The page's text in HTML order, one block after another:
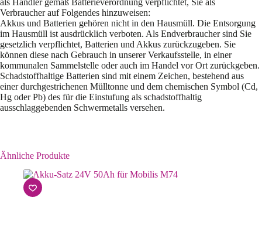
Verbraucher auf Folgendes hinzuweisen:
Akkus und Batterien gehören nicht in den Hausmüll. Die Entsorgung
im Hausmüll ist ausdrücklich verboten. Als Endverbraucher sind Sie
gesetzlich verpflichtet, Batterien und Akkus zurückzugeben. Sie
können diese nach Gebrauch in unserer Verkaufsstelle, in einer
kommunalen Sammelstelle oder auch im Handel vor Ort zurückgeben.
Schadstoffhaltige Batterien sind mit einem Zeichen, bestehend aus
einer durchgestrichenen Mülltonne und dem chemischen Symbol (Cd,
Hg oder Pb) des für die Einstufung als schadstoffhaltig
ausschlaggebenden Schwermetalls versehen.
Ähnliche Produkte